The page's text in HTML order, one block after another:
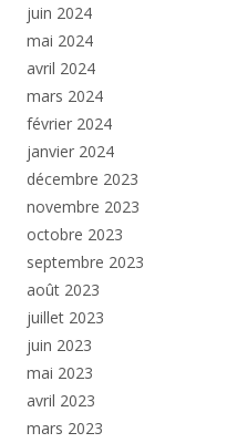
juin 2024
mai 2024
avril 2024
mars 2024
février 2024
janvier 2024
décembre 2023
novembre 2023
octobre 2023
septembre 2023
août 2023
juillet 2023
juin 2023
mai 2023
avril 2023
mars 2023